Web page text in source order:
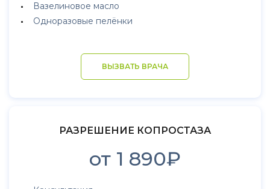
Вазелиновое масло
Одноразовые пелёнки
ВЫЗВАТЬ ВРАЧА
РАЗРЕШЕНИЕ КОПРОСТАЗА
от 1 890₽